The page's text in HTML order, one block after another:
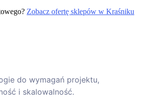
Zobacz ofertę sklepów w Kraśniku
do wymagań projektu,
i skalowalność.